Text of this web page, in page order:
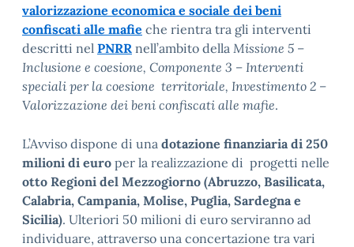
valorizzazione economica e sociale dei beni
confiscati alle mafie che rientra tra gli interventi
descritti nel PNRR nell’ambito della Missione 5 –
Inclusione e coesione, Componente 3 – Interventi
speciali per la coesione territoriale, Investimento 2 –
Valorizzazione dei beni confiscati alle mafie.
L’Avviso dispone di una dotazione finanziaria di 250
milioni di euro per la realizzazione di progetti nelle
otto Regioni del Mezzogiorno (Abruzzo, Basilicata,
Calabria, Campania, Molise, Puglia, Sardegna e
Sicilia). Ulteriori 50 milioni di euro serviranno ad
individuare, attraverso una concertazione tra vari